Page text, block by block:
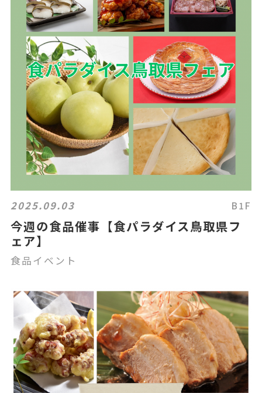
2025.09.03 B1F
今週の食品催事【食パラダイス鳥取県フ
ェア】
食品イベント